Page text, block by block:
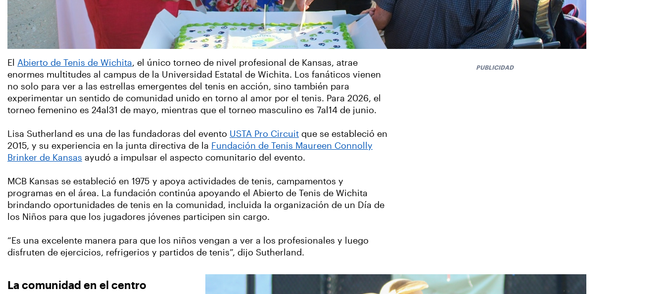
El Abierto de Tenis de Wichita, el único torneo de nivel profesional de Kansas, atrae
enormes multitudes al campus de la Universidad Estatal de Wichita. Los fanáticos vienen
no solo para ver a las estrellas emergentes del tenis en acción, sino también para
experimentar un sentido de comunidad unido en torno al amor por el tenis. Para 2026, el
torneo femenino es 24al31 de mayo, mientras que el torneo masculino es 7al14 de junio.
Lisa Sutherland es una de las fundadoras del evento USTA Pro Circuit que se estableció en
2015, y su experiencia en la junta directiva de la Fundación de Tenis Maureen Connolly
Brinker de Kansas ayudó a impulsar el aspecto comunitario del evento.
MCB Kansas se estableció en 1975 y apoya actividades de tenis, campamentos y
programas en el área. La fundación continúa apoyando el Abierto de Tenis de Wichita
brindando oportunidades de tenis en la comunidad, incluida la organización de un Día de
los Niños para que los jugadores jóvenes participen sin cargo.
“Es una excelente manera para que los niños vengan a ver a los profesionales y luego
disfruten de ejercicios, refrigerios y partidos de tenis”, dijo Sutherland.
PUBLICIDAD
La comunidad en el centro